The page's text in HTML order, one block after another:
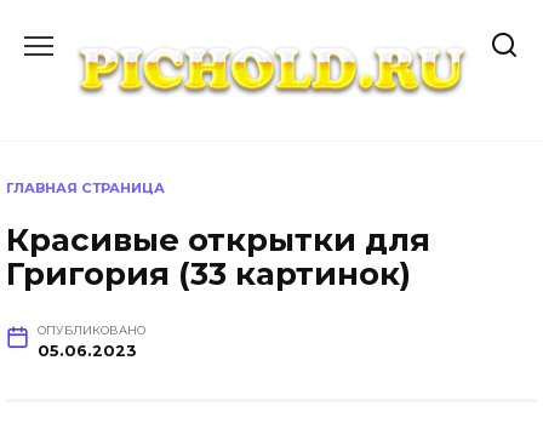
содержанию
ГЛАВНАЯ СТРАНИЦА
Красивые открытки для
Григория (33 картинок)
ОПУБЛИКОВАНО
05.06.2023